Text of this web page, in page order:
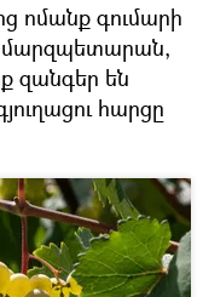
ոմանք գումարի
մարզպետարան,
զանգեր են
հարցը